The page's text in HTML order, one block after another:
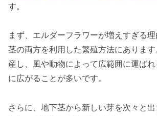
す。
まず、エルダーフラワーが増えすぎる
茎の両方を利用した繁殖方法にありま
産し、風や動物によって広範囲に運ば
に広がることが多いです。
さらに、地下茎から新しい芽を次々と